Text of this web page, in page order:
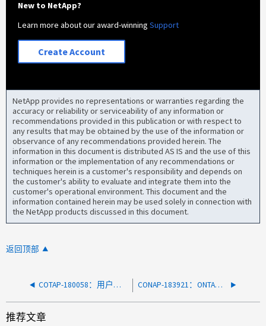
New to NetApp?
Learn more about our award-winningSupport
Create Account
NetApp provides no representations or warranties regarding the
accuracy or reliability or serviceability of any information or
recommendations provided in this publication or with respect to
any results that may be obtained by the use of the information or
observance of any recommendations provided herein. The
information in this document is distributed AS IS and the use of this
information or the implementation of any recommendations or
techniques herein is a customer's responsibility and depends on
the customer's ability to evaluate and integrate them into the
customer's operational environment. This document and the
information contained herein may be used solely in connection with
the NetApp products discussed in this document.
返回顶部
COTAP-180058：用户无法通过对角色/API/storage/配额 具有所有权限的REST修改配额状态 CONAP-183921：ONTAP集群节点意外重新启动
推荐文章